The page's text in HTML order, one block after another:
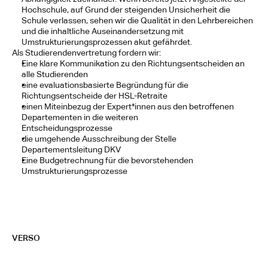
Hochschule, auf Grund der steigenden Unsicherheit die
Schule verlassen, sehen wir die Qualität in den Lehrbereichen
und die inhaltliche Auseinandersetzung mit
Umstrukturierungsprozessen akut gefährdet.
Als Studierendenvertretung fordern wir:
Eine klare Kommunikation zu den Richtungsentscheiden an
alle Studierenden
eine evaluationsbasierte Begründung für die
Richtungsentscheide der HSL-Retraite
einen Miteinbezug der Expert*innen aus den betroffenen
Departementen in die weiteren
Entscheidungsprozesse
die umgehende Ausschreibung der Stelle
Departementsleitung DKV
Eine Budgetrechnung für die bevorstehenden
Umstrukturierungsprozesse
VERSO